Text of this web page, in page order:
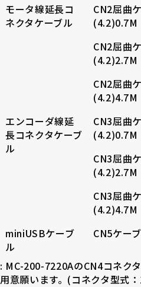
モータ線延長コ
ネクタケーブル
CN2屈曲
(4.2)0.7M
CN2屈曲
(4.2)2.7M
CN2屈曲
(4.2)4.7M
エンコーダ線延
長コネクタケーブ
ル
CN3屈曲
(4.2)0.7M
CN3屈曲
(4.2)2.7M
CN3屈曲
(4.2)4.7M
miniUSBケーブ
ル
CN5ケー
: MC-200-7220AのCN4コネク
用意願います。(コネクタ型式